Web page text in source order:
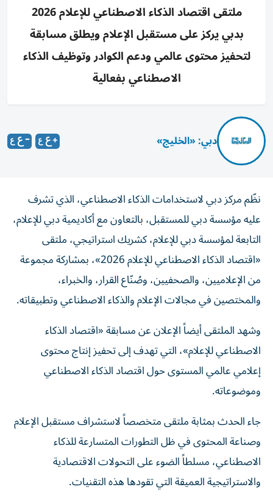
ملتقى اقتصاد الذكاء الاصطناعي للإعلام 2026
بدبي يركز على مستقبل الإعلام ويطلق مسابقة
لتحفيز محتوى عالمي ودعم الكوادر وتوظيف الذكاء
الاصطناعي بفعالية
دبي: «الخليج»
نظّم مركز دبي لاستخدامات الذكاء الاصطناعي، الذي تشرف
عليه مؤسسة دبي للمستقبل، بالتعاون مع أكاديمية دبي للإعلام،
التابعة لمؤسسة دبي للإعلام، كشريك استراتيجي، ملتقى
«اقتصاد الذكاء الاصطناعي للإعلام 2026»، بمشاركة مجموعة
من الإعلاميين، والصحفيين، وصُنّاع القرار، والخبراء،
والمختصين في مجالات الإعلام والذكاء الاصطناعي وتطبيقاته.
وشهد الملتقى أيضاً الإعلان عن مسابقة «اقتصاد الذكاء
الاصطناعي للإعلام»، التي تهدف إلى تحفيز إنتاج محتوى
إعلامي عالمي المستوى حول اقتصاد الذكاء الاصطناعي
وموضوعاته.
جاء الحدث بمثابة ملتقى متخصصاً لاستشراف مستقبل الإعلام
وصناعة المحتوى في ظل التطورات المتسارعة للذكاء
الاصطناعي، مسلطاً الضوء على التحولات الاقتصادية
والاستراتيجية العميقة التي تقودها هذه التقنيات.